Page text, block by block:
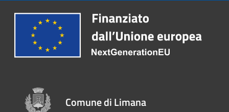
Comune di Limana